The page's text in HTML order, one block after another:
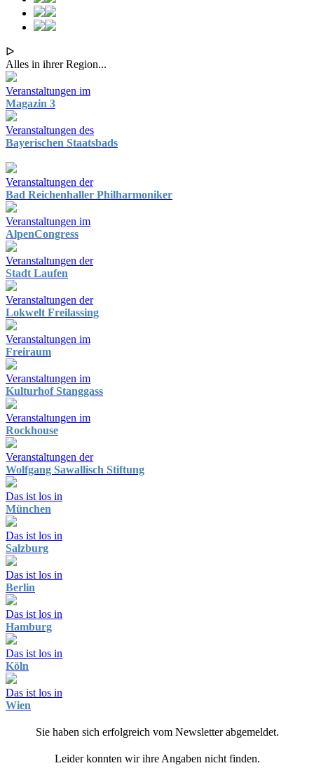
ᐅ
Alles in ihrer Region...
Veranstaltungen im
Magazin 3
Veranstaltungen des
Bayerischen Staatsbads
Veranstaltungen der
Bad Reichenhaller Philharmoniker
Veranstaltungen im
AlpenCongress
Veranstaltungen der
Stadt Laufen
Veranstaltungen der
Lokwelt Freilassing
Veranstaltungen im
Freiraum
Veranstaltungen im
Kulturhof Stanggass
Veranstaltungen im
Rockhouse
Veranstaltungen der
Wolfgang Sawallisch Stiftung
Das ist los in
München
Das ist los in
Salzburg
Das ist los in
Berlin
Das ist los in
Hamburg
Das ist los in
Köln
Das ist los in
Wien
Sie haben sich erfolgreich vom Newsletter abgemeldet.
Leider konnten wir ihre Angaben nicht finden.